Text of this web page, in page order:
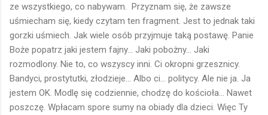
ze wszystkiego, co nabywam. Przyznam się, że zawsze
uśmiecham się, kiedy czytam ten fragment. Jest to jednak taki
gorzki uśmiech. Jak wiele osób przyjmuje taką postawę. Panie
Boże popatrz jaki jestem fajny... Jaki pobożny... Jaki
rozmodlony. Nie to, co wszyscy inni. Ci okropni grzesznicy.
Bandyci, prostytutki, złodzieje... Albo ci... politycy. Ale nie ja. Ja
jestem OK. Modlę się codziennie, chodzę do kościoła... Nawet
poszczę. Wpłacam spore sumy na obiady dla dzieci. Więc Ty